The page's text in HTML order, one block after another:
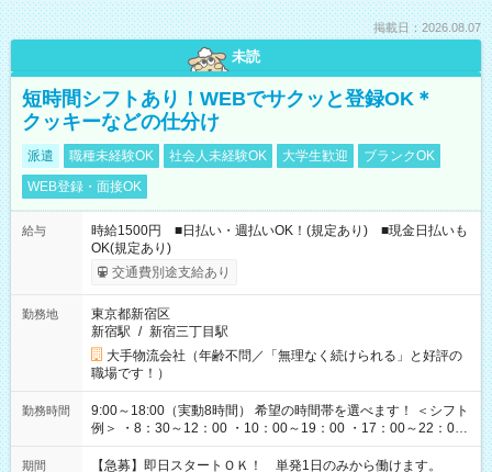
掲載日：2026.08.07
未読
短時間シフトあり！WEBでサクッと登録OK＊
クッキーなどの仕分け
派遣 職種未経験OK 社会人未経験OK 大学生歓迎
ブランクOK
WEB登録・面接OK
給与
時給1500円 ■日払い・週払いOK！(規定あり) ■現金日払いも
OK(規定あり)
交通費別途支給あり
勤務地
東京都新宿区
新宿駅 / 新宿三丁目駅
大手物流会社（年齢不問／「無理なく続けられる」と好評の
職場です！）
勤務時間
9:00～18:00（実動8時間） 希望の時間帯を選べます！ ＜シフト
例＞ ・8：30～12：00 ・10：00～19：00 ・17：00～22：00
・13：00～22：00 ・22：00～翌6：00 など
期間 【急募】即日スタートＯＫ！ 単発1日のみから働けます。